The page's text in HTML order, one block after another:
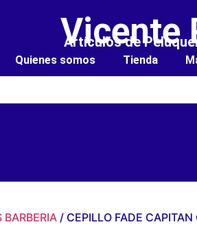
Vicente
Artículos de
Quienes somos Tienda
BARBERIA / CEPILLO FADE CAPITAN